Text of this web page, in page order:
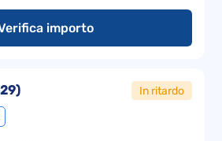
importo
) In ritardo